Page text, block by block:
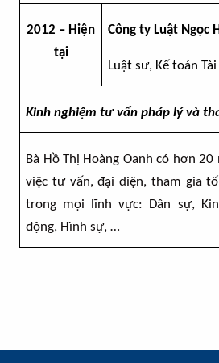
2012 – Hiện
tại
Công ty Luật Ngọc
Luật sư, Kế toán
Kinh nghiệm tư vấn pháp lý và
Bà Hồ Thị Hoàng Oanh có hơn
việc tư vấn, đại diện, tham gia
trong mọi lĩnh vực: Dân sự,
động, Hình sự, …